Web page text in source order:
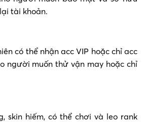
tài khoản.
có thể nhận acc VIP hoặc chỉ acc
người muốn thử vận may hoặc chỉ
skin hiếm, có thể chơi và leo rank